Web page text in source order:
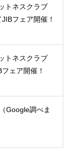
トネスクラブ
フェア開催！
トネスクラブ
ェア開催！
Google調べま